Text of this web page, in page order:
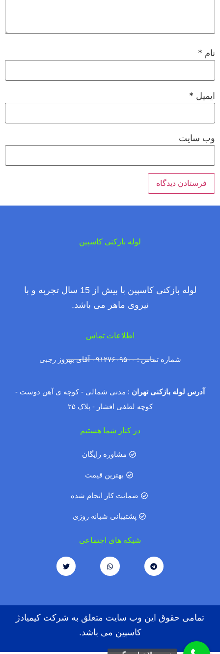
نام *
ایمیل *
وب‌ سایت
لوله بازکنی کاسپین
لوله بازکنی کاسپین با بیش از 15 سال تجربه و با
نیروی ماهر می باشد.
اطلاعات تماس
شماره تماس : ۰۹۱۲۷۶۰۹۵۰۰ آقای بهروز رجبی
آدرس لوله بازکنی تهران : مدنی شمالی - کوچه ی آهن دوست -
کوچه لطفی افشار - پلاک ۲۵
در کنار شما هستیم
مشاوره رایگان
بهترین قیمت
ضمانت کار انجام شده
پشتیبانی شبانه روزی
شبکه های اجتماعی
تمامی حقوق این وب سایت متعلق به شرکت کیمیادژ
کاسپین می باشد.